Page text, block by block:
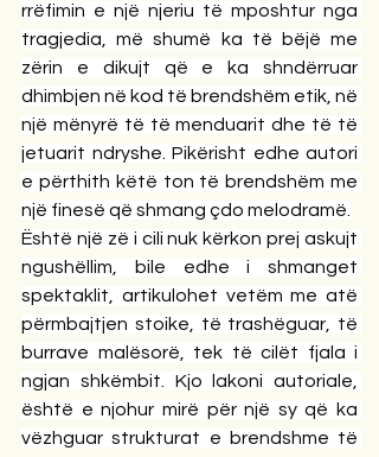
rrëfimin e një njeriu të mposhtur nga
tragjedia, më shumë ka të bëjë me
zërin e dikujt që e ka shndërruar
dhimbjen në kod të brendshëm etik, në
një mënyrë të të menduarit dhe të të
jetuarit ndryshe. Pikërisht edhe autori
e përthith këtë ton të brendshëm me
një finesë që shmang çdo melodramë.
Është një zë i cili nuk kërkon prej askujt
ngushëllim, bile edhe i shmanget
spektaklit, artikulohet vetëm me atë
përmbajtjen stoike, të trashëguar, të
burrave malësorë, tek të cilët fjala i
ngjan shkëmbit. Kjo lakoni autoriale,
është e njohur mirë për një sy që ka
vëzhguar strukturat e brendshme të